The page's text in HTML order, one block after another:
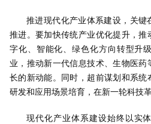
推进现代化产业体系建设，关
推进。要加快传统产业优化提升，
字化、智能化、绿色化方向转型升
业，推动新一代信息技术、生物医
长的新动能。同时，超前谋划和系
研发和应用场景培育，在新一轮科技
现代化产业体系建设始终以实